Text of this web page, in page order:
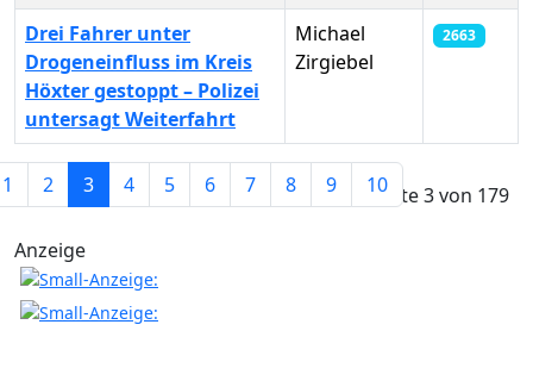
Beiträge
Drei Fahrer unter
Drogeneinfluss im Kreis
Höxter gestoppt – Polizei
untersagt Weiterfahrt
Michael
Zirgiebel
2663
Seite 3 von 179
1 2 3 4 5 6 7 8 9 10
Anzeige